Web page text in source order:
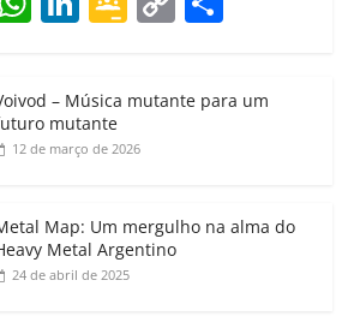
ai at
s
A
p
k
e
dI
gl
e
a
ss
y
k
p
h
– Música mutante para um
mutante
12 de março de 2026
Map: Um mergulho na alma do
Metal Argentino
24 de abril de 2025